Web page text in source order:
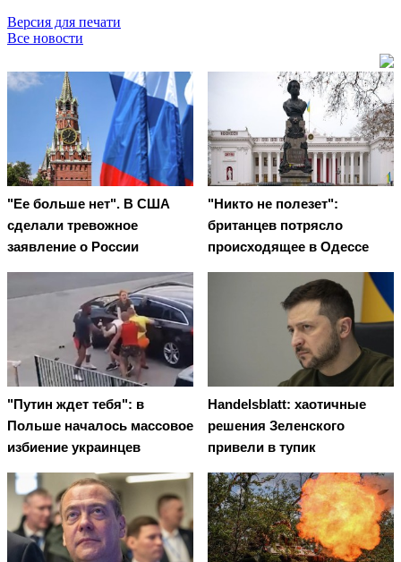
Версия для печати
Все новости
"Ее больше нет". В США
сделали тревожное
заявление о России
"Никто не полезет":
британцев потрясло
происходящее в Одессе
"Путин ждет тебя": в
Польше началось массовое
избиение украинцев
Handelsblatt: хаотичные
решения Зеленского
привели в тупик